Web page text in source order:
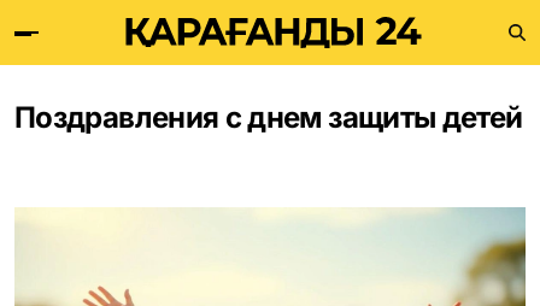
Поздравления с днем защиты детей